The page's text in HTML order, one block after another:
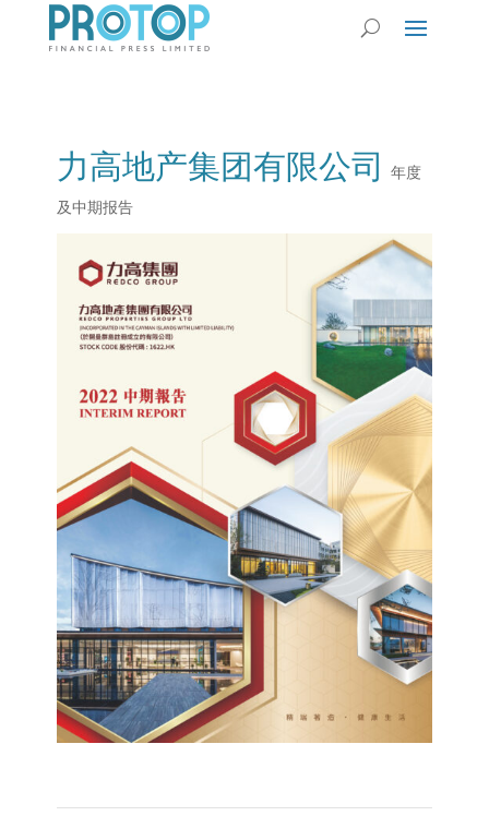
力高地产集团有限公司 年度
及中期报告